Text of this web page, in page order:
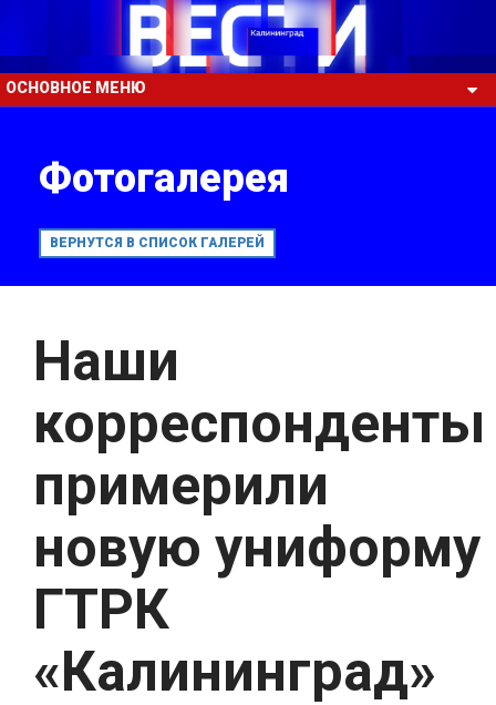
ОСНОВНОЕ МЕНЮ
Фотогалерея
ВЕРНУТСЯ В СПИСОК ГАЛЕРЕЙ
Наши
корреспонденты
примерили
новую униформу
ГТРК
«Калининград»